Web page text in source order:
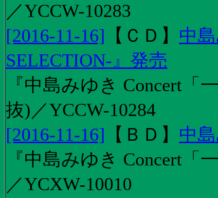
／YCCW-10283
[2016-11-16] 【 ＣＤ 】 中
SELECTION-』発売
『中島みゆき Concert
抜)／YCCW-10284
[2016-11-16] 【 ＢＤ 】 中
『中島みゆき Concert
／YCXW-10010